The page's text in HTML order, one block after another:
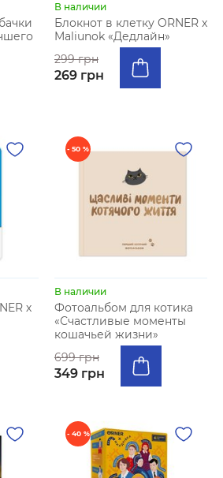
В наличии
Блокнот в клетку ORNER x
Maliunok «Дедлайн»
299 грн
269 грн
х
- 50 %
В наличии
Фотоальбом для котика
«Счастливые моменты
кошачьей жизни»
699 грн
349 грн
- 40 %